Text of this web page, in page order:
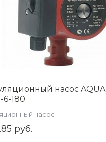
насос
6-180
насос
руб.